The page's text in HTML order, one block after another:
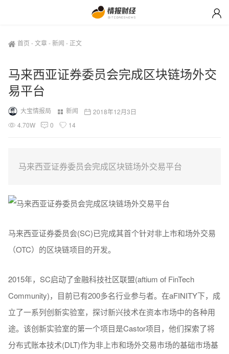
首页 -文章-新闻 - 正文
马来西亚证券委员会完成区块链场外交
易平台
大宝情报局 新闻
2018年12月3日
4.70W
0 14
马来西亚证券委员会完成区块链场外交易平台
马来西亚证券委员会(SC)已完成其首个针对非上市和场外交易
（OTC）的区块链项目的开发。
2015年，SC启动了金融科技社区联盟(aftium of FinTech
Community)，目前已有200多名行业参与者。在aFINITY下，成
立了一系列创新实验室，探讨新兴技术在资本市场中的各种用
途。该创新实验室的第一个项目是Castor项目，他们探索了将
分布式账本技术(DLT)作为非上市和场外交易市场的基础市场基